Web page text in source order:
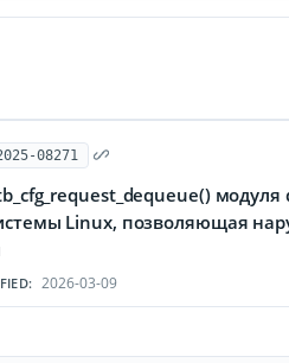
08271
Linux, позволяющая
2026-03-09